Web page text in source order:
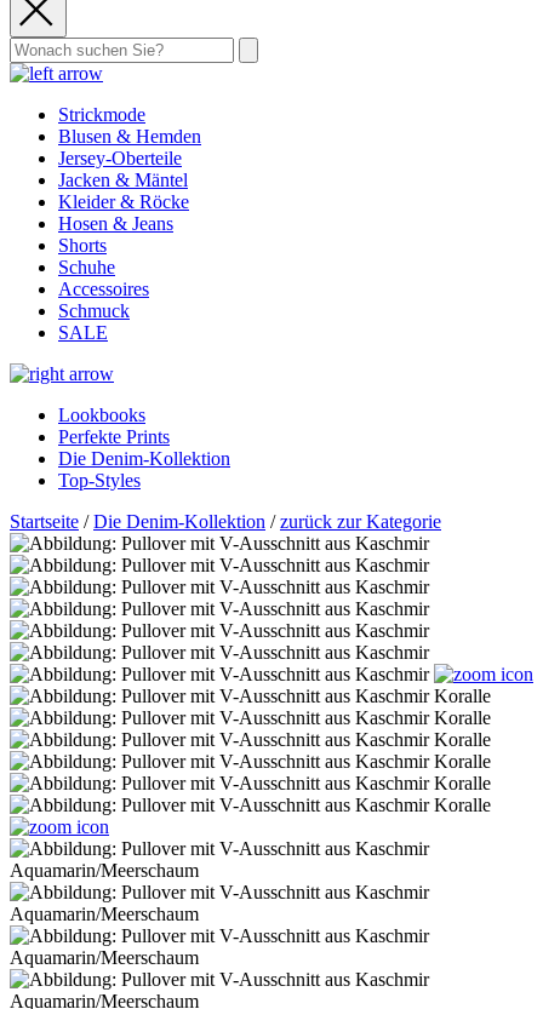
Strickmode
Blusen & Hemden
Jersey-Oberteile
Jacken & Mäntel
Kleider & Röcke
Hosen & Jeans
Shorts
Schuhe
Accessoires
Schmuck
SALE
Lookbooks
Perfekte Prints
Die Denim-Kollektion
Top-Styles
Startseite /Die Denim-Kollektion /zurück zur Kategorie